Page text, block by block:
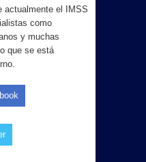
actualmente el IMSS
como
y muchas
que se está